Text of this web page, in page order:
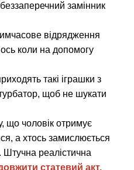
замінник
відрядження
коли на допомогу
такі іграшки з
щоб не шукати
що чоловік отримує
а хтось замислюється
Штучна реалістична
статевий акт,